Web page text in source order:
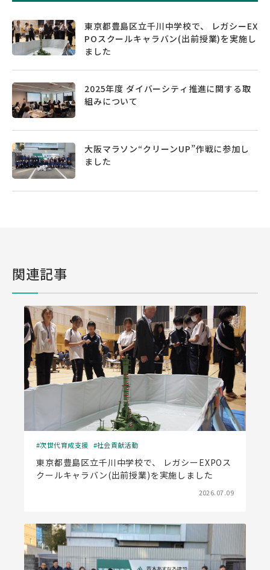
東京都豊島区立千川中学校で、 レガシーEX
POスクールキャラバン(出前授業)を実施し
ました
2025年度 ダイバーシティ推進に関する取
組みについて
大阪マラソン“クリーンUP”作戦に参加し
ました
関連記事
次世代育成支援 社会貢献活動
東京都豊島区立千川中学校で、 レガシーEXPOス
クールキャラバン(出前授業)を実施しました
2026.07.09